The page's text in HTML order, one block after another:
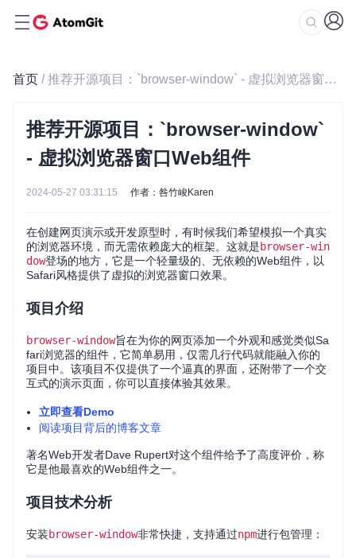
首页 / 推荐开源项目：`browser-window` - 虚拟浏览器窗口Web组件
推荐开源项目：`browser-window`
- 虚拟浏览器窗口Web组件
2024-05-27 03:31:15 作者：咎竹峻Karen
在创建网页演示或开发原型时，有时候我们希望模拟一个真实
的浏览器环境，而无需依赖庞大的框架。这就是browser-win
dow登场的地方，它是一个轻量级的、无依赖的Web组件，以
Safari风格提供了虚拟的浏览器窗口效果。
项目介绍
browser-window旨在为你的网页添加一个外观和感觉类似Sa
fari浏览器的组件，它简单易用，仅需几行代码就能融入你的
项目中。该项目不仅提供了一个逼真的界面，还附带了一个交
互式的演示页面，你可以直接体验其效果。
立即查看Demo
阅读项目背后的博客文章
著名Web开发者Dave Rupert对这个组件给予了高度评价，称
它是他最喜欢的Web组件之一。
项目技术分析
安装browser-window非常快捷，支持通过npm进行包管理：